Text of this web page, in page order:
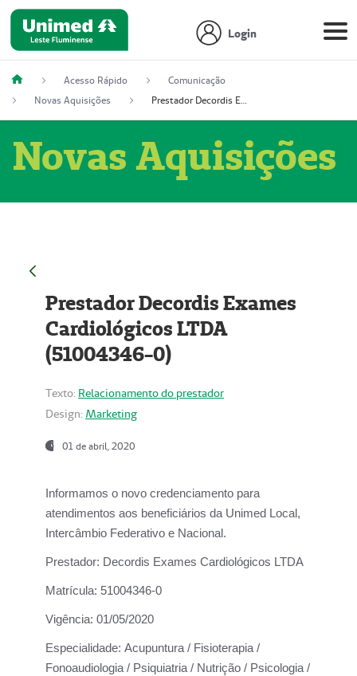
Login
Acesso Rápido
Comunicação
Novas Aquisições
Prestador Decordis Exames Cardiológicos LTDA (51004346-0)
Novas Aquisições
Prestador Decordis Exames
Cardiológicos LTDA
(51004346-0)
Texto: Relacionamento do prestador
Design: Marketing
01 de abril, 2020
Informamos o novo credenciamento para
atendimentos aos beneficiários da Unimed Local,
Intercâmbio Federativo e Nacional.
Prestador: Decordis Exames Cardiológicos LTDA
Matrícula: 51004346-0
Vigência: 01/05/2020
Especialidade: Acupuntura / Fisioterapia /
Fonoaudiologia / Psiquiatria / Nutrição / Psicologia /